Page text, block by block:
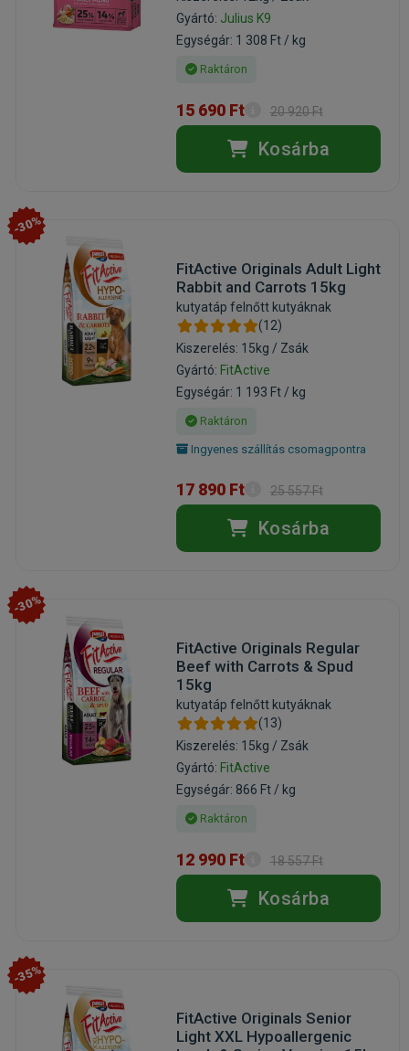
Gyártó: Julius K9
Egységár: 1 308 Ft / kg
Raktáron
15 690 Ft 20 920 Ft
Kosárba
-30%
FitActive Originals Adult Light
Rabbit and Carrots 15kg
kutyatáp felnőtt kutyáknak
(12)
Kiszerelés: 15kg / Zsák
Gyártó: FitActive
Egységár: 1 193 Ft / kg
Raktáron
Ingyenes szállítás csomagpontra
17 890 Ft 25 557 Ft
Kosárba
-30%
FitActive Originals Regular
Beef with Carrots & Spud
15kg
kutyatáp felnőtt kutyáknak
(13)
Kiszerelés: 15kg / Zsák
Gyártó: FitActive
Egységár: 866 Ft / kg
Raktáron
12 990 Ft 18 557 Ft
Kosárba
-35%
FitActive Originals Senior
Light XXL Hypoallergenic